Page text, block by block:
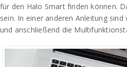
für den Halo Smart finden können.
sein. In einer anderen Anleitung
und anschließend die